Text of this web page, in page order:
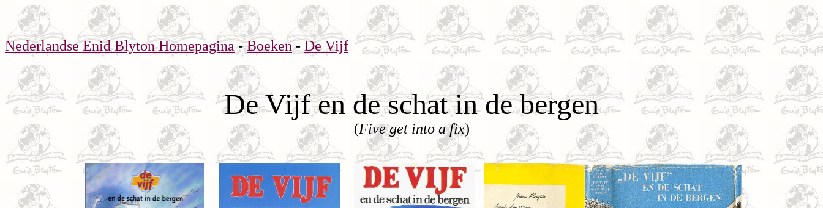
Nederlandse Enid Blyton Homepagina-Boeken-De Vijf
De Vijf en de schat in de bergen
(Five get into a fix)